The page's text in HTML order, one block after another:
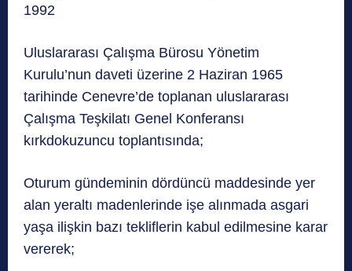
1992
Uluslararası Çalışma Bürosu Yönetim
Kurulu’nun daveti üzerine 2 Haziran 1965
tarihinde Cenevre’de toplanan uluslararası
Çalışma Teşkilatı Genel Konferansı
kırkdokuzuncu toplantısında;
Oturum gündeminin dördüncü maddesinde yer
alan yeraltı madenlerinde işe alınmada asgari
yaşa ilişkin bazı tekliflerin kabul edilmesine karar
vererek;